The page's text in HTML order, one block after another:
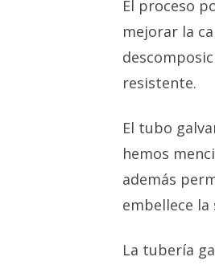
El proceso
mejorar la
resistente.
El tubo
hemos
además
embellece
La tubería